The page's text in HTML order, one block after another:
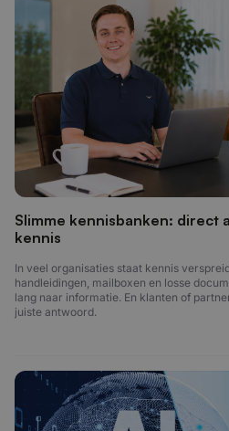
Slimme kennisbanken: direct
kennis
In veel organisaties staat kennis
handleidingen, mailboxen en losse
lang naar informatie. En klanten of
juiste antwoord.